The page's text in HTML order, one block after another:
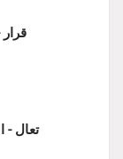
تعال -